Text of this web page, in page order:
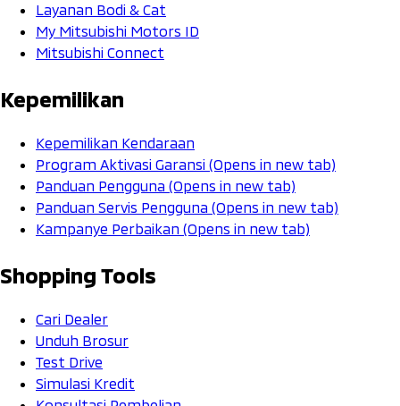
Layanan Bodi & Cat
My Mitsubishi Motors ID
Mitsubishi Connect
Kepemilikan
Kepemilikan Kendaraan
Program Aktivasi Garansi (Opens in new tab)
Panduan Pengguna (Opens in new tab)
Panduan Servis Pengguna (Opens in new tab)
Kampanye Perbaikan (Opens in new tab)
Shopping Tools
Cari Dealer
Unduh Brosur
Test Drive
Simulasi Kredit